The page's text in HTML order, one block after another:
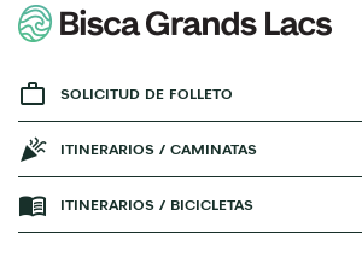
SOLICITUD DE FOLLETO
ITINERARIOS / CAMINATAS
ITINERARIOS / BICICLETAS